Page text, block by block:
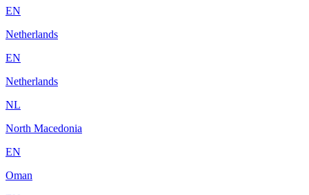
EN
Netherlands
EN
Netherlands
NL
North Macedonia
EN
Oman